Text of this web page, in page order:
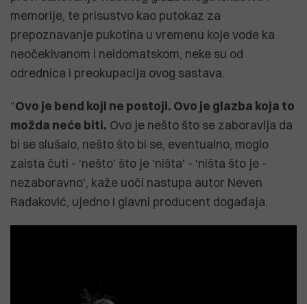
memorije, te prisustvo kao putokaz za
prepoznavanje pukotina u vremenu koje vode ka
neočekivanom i neidomatskom, neke su od
odrednica i preokupacija ovog sastava.
“Ovo je bend koji ne postoji. Ovo je glazba koja to
možda neće biti. Ovo je nešto što se zaboravlja da
bi se slušalo, nešto što bi se, eventualno, moglo
zaista čuti - 'nešto' što je 'ništa' - 'ništa što je -
nezaboravno', kaže uoči nastupa autor Neven
Radaković, ujedno I glavni producent događaja.